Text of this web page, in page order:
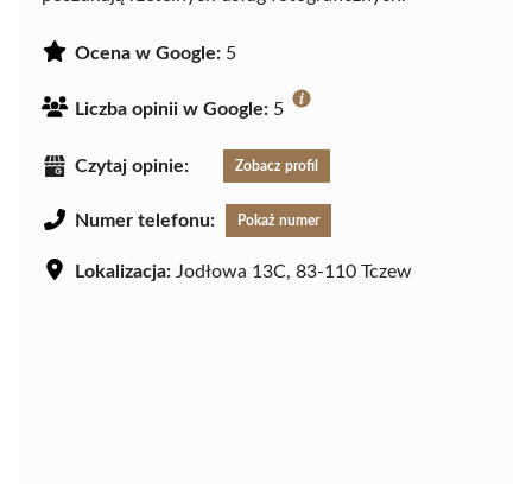
Ocena w Google: 5
Liczba opinii w Google: 5
Czytaj opinie: Zobacz profil
Numer telefonu: Pokaż numer
Lokalizacja: Jodłowa 13C, 83-110 Tczew